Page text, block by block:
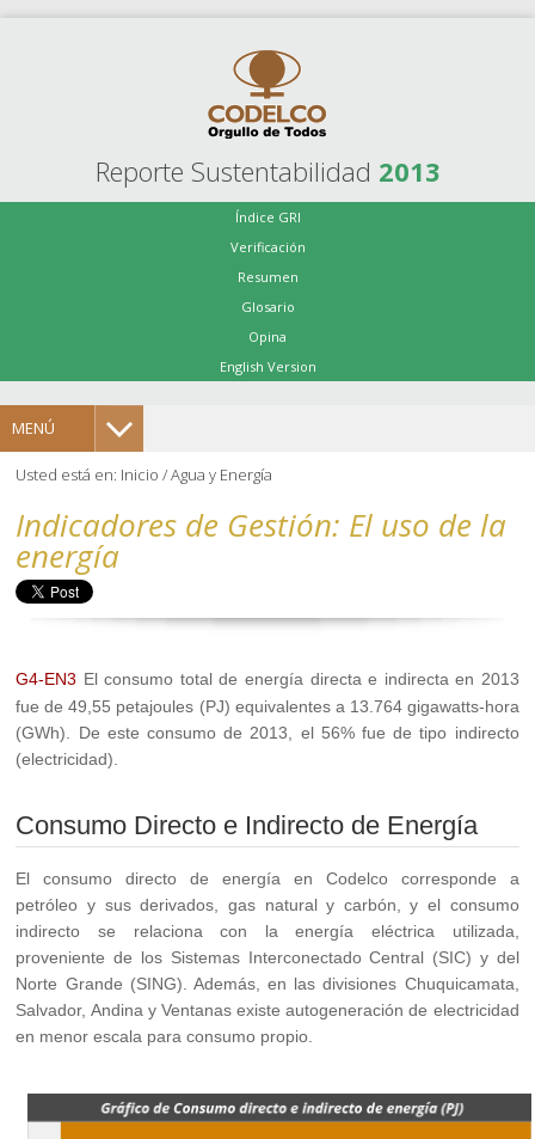
Reporte Sustentabilidad 2013
Índice GRI
Verificación
Resumen
Glosario
Opina
English Version
MENÚ
Usted está en: Inicio /Agua y Energía
Indicadores de Gestión: El uso de la
energía
G4-EN3 El consumo total de energía directa e indirecta en 2013
fue de 49,55 petajoules (PJ) equivalentes a 13.764 gigawatts-hora
(GWh). De este consumo de 2013, el 56% fue de tipo indirecto
(electricidad).
Consumo Directo e Indirecto de Energía
El consumo directo de energía en Codelco corresponde a
petróleo y sus derivados, gas natural y carbón, y el consumo
indirecto se relaciona con la energía eléctrica utilizada,
proveniente de los Sistemas Interconectado Central (SIC) y del
Norte Grande (SING). Además, en las divisiones Chuquicamata,
Salvador, Andina y Ventanas existe autogeneración de electricidad
en menor escala para consumo propio.